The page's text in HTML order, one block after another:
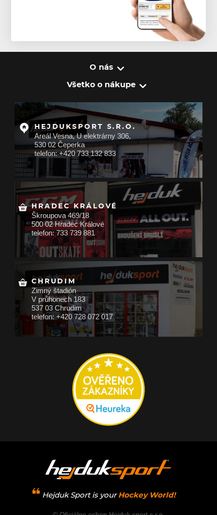
O nás
Všetko o nákupe
HEJDUKSPORT S.R.O.
Areál Vesna, U elektrárny 306,
530 02 Čeperka
telefon: +420 733 132 833
HRADEC KRÁLOVÉ
Škroupova 469/18
500 02 Hradec Králové
telefon: 733 739 881
CHRUDIM
Zimný štadión
V průhonech 183
537 03 Chrudim
telefon: +420 728 072 017
Hejduk Sport is your Hockey World!